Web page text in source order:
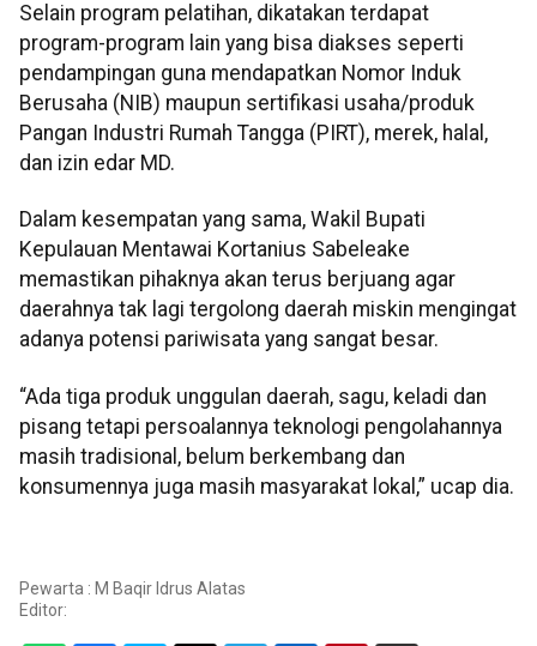
Selain program pelatihan, dikatakan terdapat
program-program lain yang bisa diakses seperti
pendampingan guna mendapatkan Nomor Induk
Berusaha (NIB) maupun sertifikasi usaha/produk
Pangan Industri Rumah Tangga (PIRT), merek, halal,
dan izin edar MD.
Dalam kesempatan yang sama, Wakil Bupati
Kepulauan Mentawai Kortanius Sabeleake
memastikan pihaknya akan terus berjuang agar
daerahnya tak lagi tergolong daerah miskin mengingat
adanya potensi pariwisata yang sangat besar.
“Ada tiga produk unggulan daerah, sagu, keladi dan
pisang tetapi persoalannya teknologi pengolahannya
masih tradisional, belum berkembang dan
konsumennya juga masih masyarakat lokal,” ucap dia.
Pewarta : M Baqir Idrus Alatas
Editor: